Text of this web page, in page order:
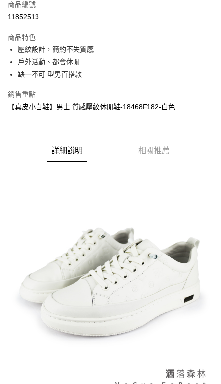
超商取貨付款
運送方式
全家取貨付款
每筆NT$60，滿NT$1,000(含以上)免運費
每筆NT$60，滿NT$1,000(含以上)免運費
商品編號
11852513
商品特色
壓紋設計，簡約不失質感
戶外活動、都會休閒
缺一不可 型男百搭款
銷售重點
【真皮小白鞋】男士 質感壓紋休閒鞋-18468F182-白色
詳細說明 相關推薦